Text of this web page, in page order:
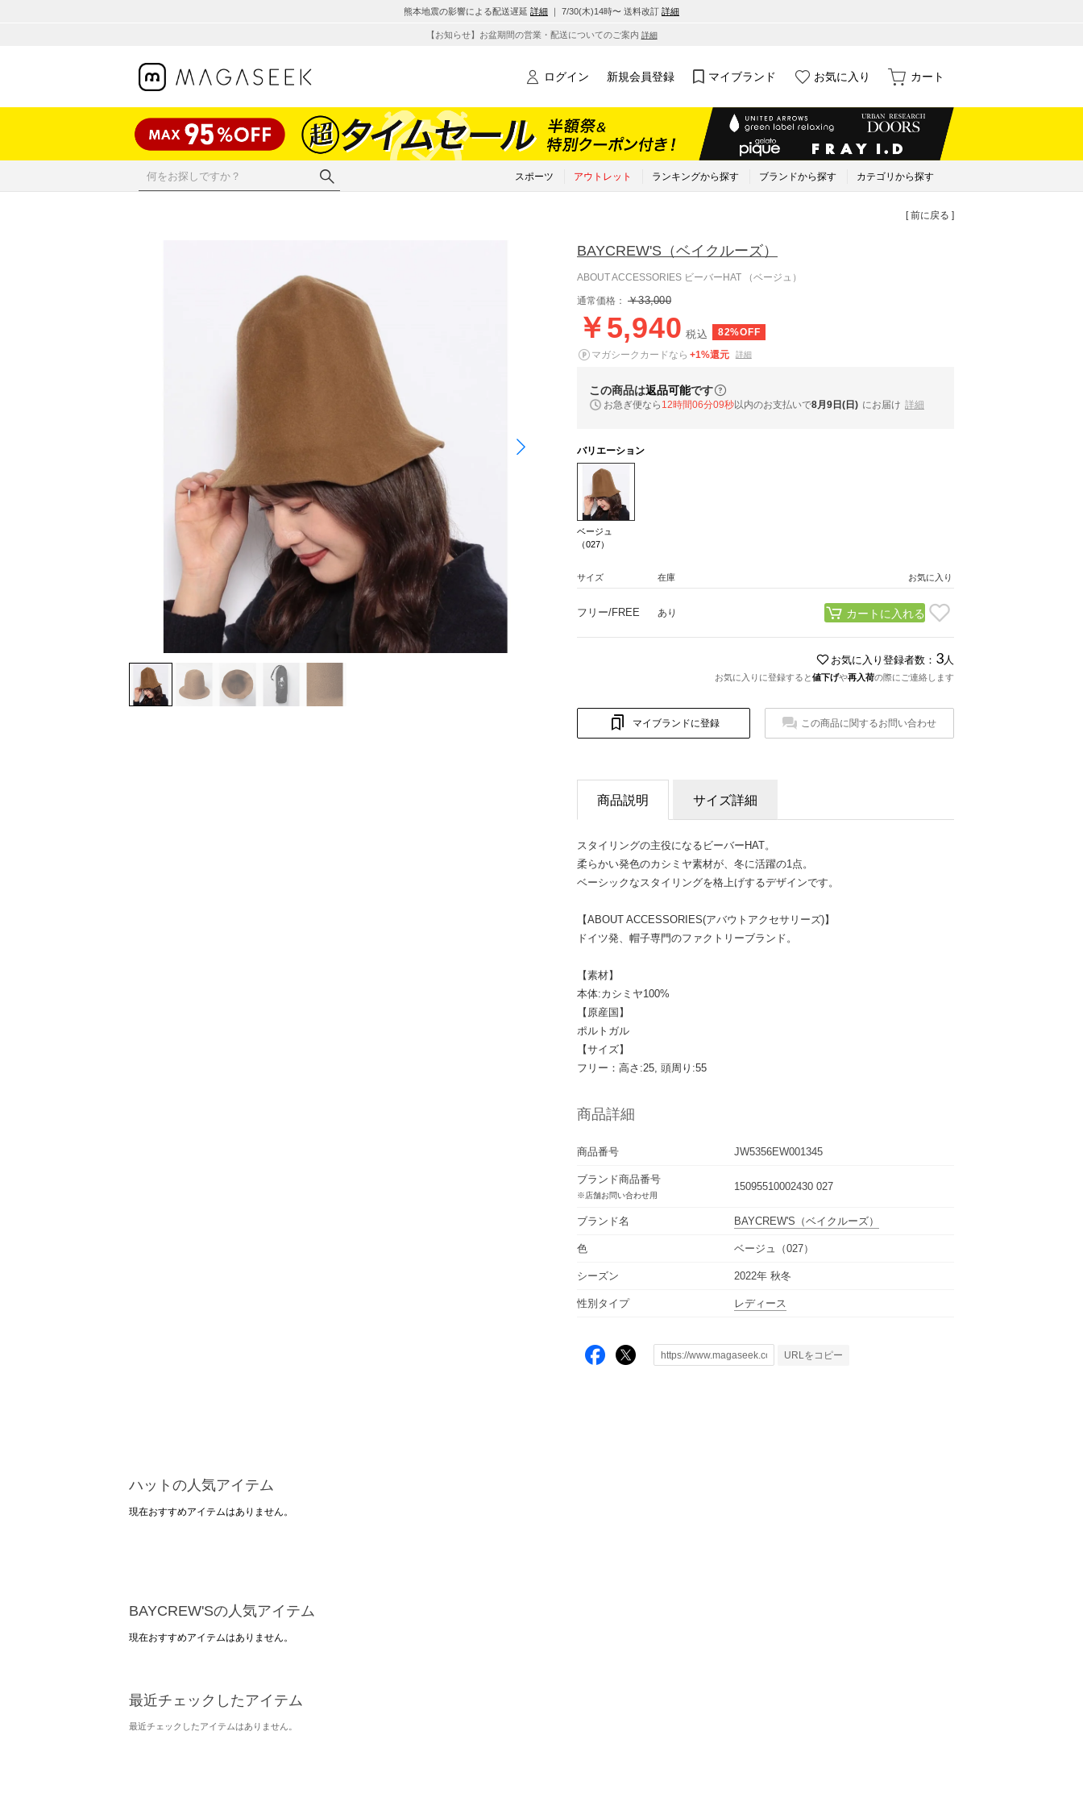
熊本地震の影響による配送遅延 詳細 ｜ 7/30(木)14時〜 送料改訂 詳細
【お知らせ】お盆期間の営業・配送についてのご案内 詳細
ログイン 新規会員登録 マイブランド お気に入り カート
スポーツ アウトレット ランキングから探す ブランドから探す カテゴリから探す
[ 前に戻る ]
BAYCREW'S （ベイクルーズ）
ABOUT ACCESSORIES ビーバーHAT （ベージュ）
通常価格： ￥33,000
￥5,940 税込
82%OFF
マガシークカードなら +1%還元 詳細
この商品は返品可能です
お急ぎ便なら 12時間06分08秒以内のお支払いで8月9日(日) にお届け 詳細
バリエーション
ベージュ
（027）
サイズ 在庫 お気に入り
フリー/FREE あり カートに入れる
お気に入り登録者数： 3 人
お気に入りに登録すると値下げや再入荷の際にご連絡します
マイブランドに登録 この商品に関するお問い合わせ
商品説明 サイズ詳細
スタイリングの主役になるビーバーHAT。
柔らかい発色のカシミヤ素材が、冬に活躍の1点。
ベーシックなスタイリングを格上げするデザインです。
【ABOUT ACCESSORIES(アバウトアクセサリーズ)】
ドイツ発、帽子専門のファクトリーブランド。
【素材】
本体:カシミヤ100%
【原産国】
ポルトガル
【サイズ】
フリー：高さ:25, 頭周り:55
商品詳細
商品番号 JW5356EW001345
ブランド商品番号
※店舗お問い合わせ用
15095510002430 027
ブランド名 BAYCREW'S （ベイクルーズ）
色 ベージュ（027）
シーズン 2022年 秋冬
性別タイプ レディース
URLをコピー
ハットの人気アイテム
現在おすすめアイテムはありません。
BAYCREW'Sの人気アイテム
現在おすすめアイテムはありません。
最近チェックしたアイテム
最近チェックしたアイテムはありません。